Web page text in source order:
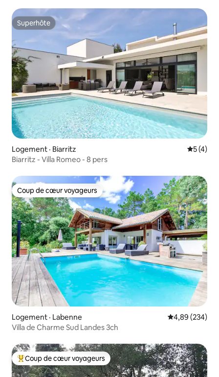
Superhôte
Superhôte
Logement · Biarritz Note
5 (4)
Biarritz - Villa Romeo - 8 pers
Coup de cœur voyageurs
Coup de cœur voyageurs
Logement · Labenne Note
4,89 (234)
Villa de Charme Sud Landes 3ch
Coup de cœur voyageurs parmi les plus aimés
Coup de cœur voyageurs